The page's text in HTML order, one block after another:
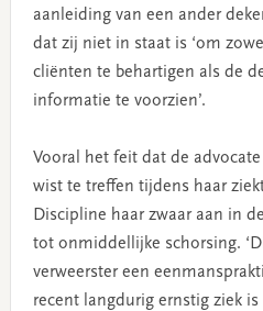
aanleiding van een ander
dat zij niet in staat is ‘om
cliënten te behartigen als de
informatie te voorzien’.
Vooral het feit dat de
wist te treffen tijdens haar
Discipline haar zwaar aan in
tot onmiddellijke schorsing.
verweerster een
recent langdurig ernstig ziek